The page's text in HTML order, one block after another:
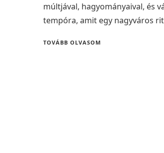
múltjával, hagyományaival, és
tempóra, amit egy nagyváros
TOVÁBB OLVASOM